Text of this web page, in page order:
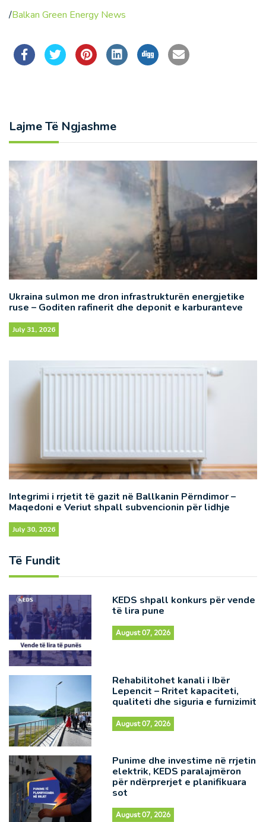
/Balkan Green Energy News
Lajme Të Ngjashme
Ukraina sulmon me dron infrastrukturën energjetike
ruse – Goditen rafinerit dhe deponit e karburanteve
July 31, 2026
Integrimi i rrjetit të gazit në Ballkanin Përndimor –
Maqedoni e Veriut shpall subvencionin për lidhje
July 30, 2026
Të Fundit
KEDS shpall konkurs për vende
të lira pune
August 07, 2026
Rehabilitohet kanali i Ibër
Lepencit – Rritet kapaciteti,
qualiteti dhe siguria e furnizimit
August 07, 2026
Punime dhe investime në rrjetin
elektrik, KEDS paralajmëron
për ndërprerjet e planifikuara
sot
August 07, 2026